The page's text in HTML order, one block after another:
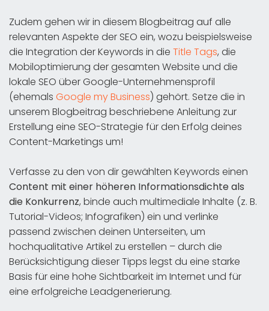
Zudem gehen wir in diesem Blogbeitrag auf alle
relevanten Aspekte der SEO ein, wozu beispielsweise
die Integration der Keywords in die Title Tags, die
Mobiloptimierung der gesamten Website und die
lokale SEO über Google-Unternehmensprofil
(ehemals Google my Business) gehört. Setze die in
unserem Blogbeitrag beschriebene Anleitung zur
Erstellung eine SEO-Strategie für den Erfolg deines
Content-Marketings um!
Verfasse zu den von dir gewählten Keywords einen
Content mit einer höheren Informationsdichte als
die Konkurrenz, binde auch multimediale Inhalte (z. B.
Tutorial-Videos; Infografiken) ein und verlinke
passend zwischen deinen Unterseiten, um
hochqualitative Artikel zu erstellen – durch die
Berücksichtigung dieser Tipps legst du eine starke
Basis für eine hohe Sichtbarkeit im Internet und für
eine erfolgreiche Leadgenerierung.